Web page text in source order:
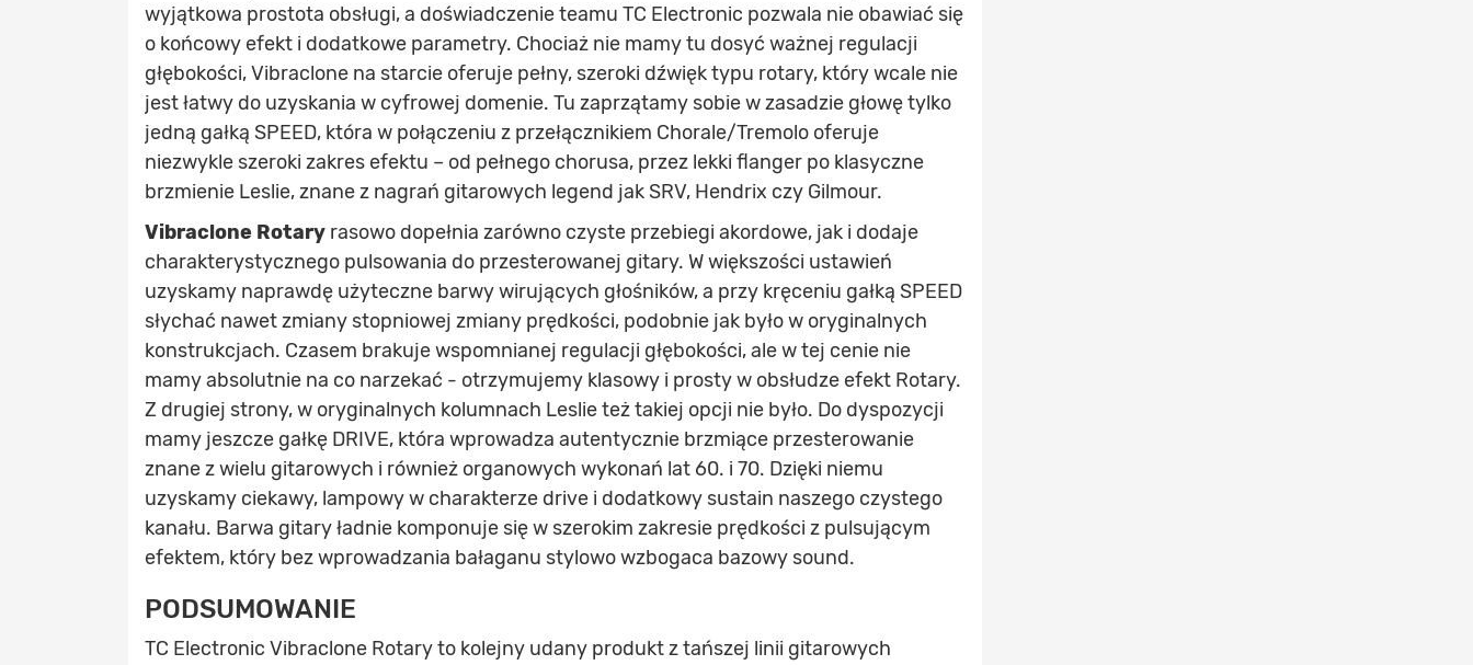
wyjątkowa prostota obsługi, a doświadczenie teamu TC Electronic pozwala nie obawiać się
o końcowy efekt i dodatkowe parametry. Chociaż nie mamy tu dosyć ważnej regulacji
głębokości, Vibraclone na starcie oferuje pełny, szeroki dźwięk typu rotary, który wcale nie
jest łatwy do uzyskania w cyfrowej domenie. Tu zaprzątamy sobie w zasadzie głowę tylko
jedną gałką SPEED, która w połączeniu z przełącznikiem Chorale/Tremolo oferuje
niezwykle szeroki zakres efektu – od pełnego chorusa, przez lekki flanger po klasyczne
brzmienie Leslie, znane z nagrań gitarowych legend jak SRV, Hendrix czy Gilmour.
Vibraclone Rotary rasowo dopełnia zarówno czyste przebiegi akordowe, jak i dodaje
charakterystycznego pulsowania do przesterowanej gitary. W większości ustawień
uzyskamy naprawdę użyteczne barwy wirujących głośników, a przy kręceniu gałką SPEED
słychać nawet zmiany stopniowej zmiany prędkości, podobnie jak było w oryginalnych
konstrukcjach. Czasem brakuje wspomnianej regulacji głębokości, ale w tej cenie nie
mamy absolutnie na co narzekać - otrzymujemy klasowy i prosty w obsłudze efekt Rotary.
Z drugiej strony, w oryginalnych kolumnach Leslie też takiej opcji nie było. Do dyspozycji
mamy jeszcze gałkę DRIVE, która wprowadza autentycznie brzmiące przesterowanie
znane z wielu gitarowych i również organowych wykonań lat 60. i 70. Dzięki niemu
uzyskamy ciekawy, lampowy w charakterze drive i dodatkowy sustain naszego czystego
kanału. Barwa gitary ładnie komponuje się w szerokim zakresie prędkości z pulsującym
efektem, który bez wprowadzania bałaganu stylowo wzbogaca bazowy sound.
PODSUMOWANIE
TC Electronic Vibraclone Rotary to kolejny udany produkt z tańszej linii gitarowych